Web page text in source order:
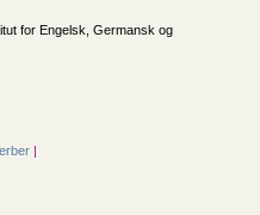
for Engelsk, Germansk og
|